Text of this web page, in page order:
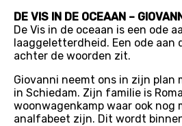
DE VIS IN DE OCEAAN –
De Vis in de oceaan is een ode
laaggeletterdheid. Een ode aan
achter de woorden zit.
Giovanni neemt ons in zijn plan
in Schiedam. Zijn familie is
woonwagenkamp waar ook nog
analfabeet zijn. Dit wordt